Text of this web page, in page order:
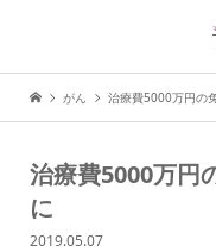
がん 治療費5000万円の
治療費5000万円
に
2019.05.07